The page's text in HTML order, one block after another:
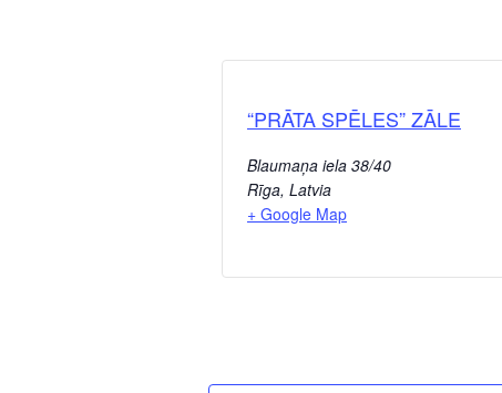
“PRĀTA SPĒLES” ZĀLE
Blaumaņa iela 38/40
Rīga, Latvia
+ Google Map